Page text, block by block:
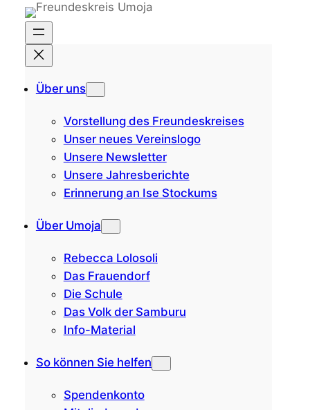
Inhalt
springen
Über uns
Vorstellung des Freundeskreises
Unser neues Vereinslogo
Unsere Newsletter
Unsere Jahresberichte
Erinnerung an Ise Stockums
Über Umoja
Rebecca Lolosoli
Das Frauendorf
Die Schule
Das Volk der Samburu
Info-Material
So können Sie helfen
Spendenkonto